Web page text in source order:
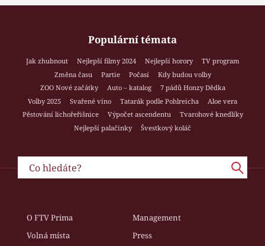
Populární témata
Jak zhubnout Nejlepší filmy 2024 Nejlepší horory
TV program
Změna času
Partie Počasí
Kdy budou volby
ZOO Nové začátky
Auto – katalog
7 pádů Honzy Dědka
Volby 2025
Svařené víno Tatarák podle Pohlreicha
Aloe vera
Pěstování lichořeřišnice
Výpočet ascendentu
Tvarohové knedlíky
Nejlepší palačinky
Švestkový koláč
O FTV Prima
Management
Volná místa
Press